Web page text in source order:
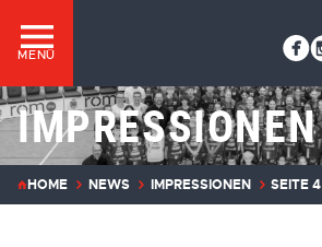
MENÜ
IMPRESSIONEN
HOME NEWS IMPRESSIONEN SEITE 4